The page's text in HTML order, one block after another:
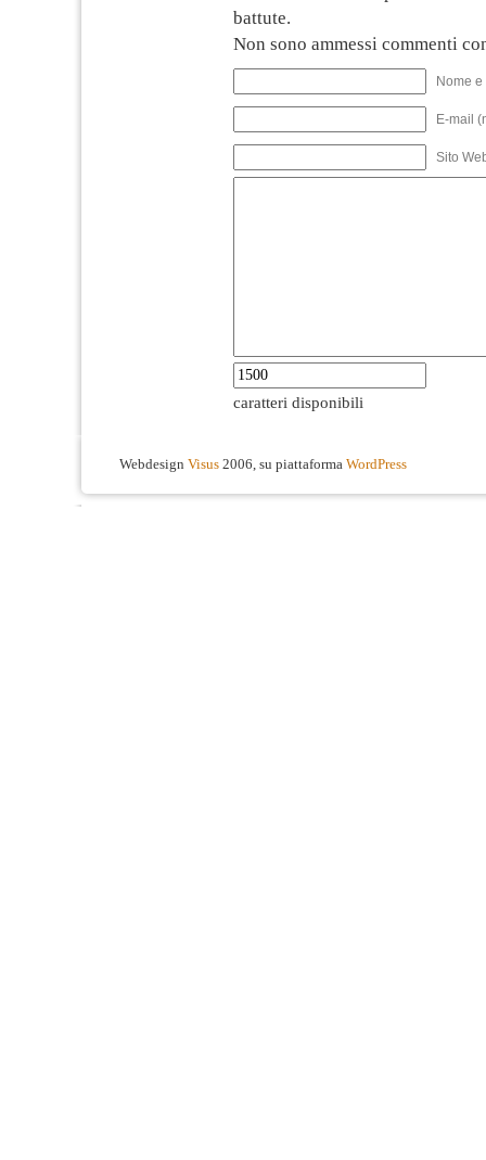
battute.
Non sono ammessi commenti
Nome
E-mail
Sito
caratteri disponibili
Webdesign Visus 2006, su piattaforma WordPress